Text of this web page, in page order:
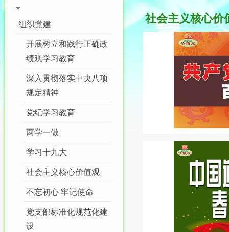
组织党建
开展树立和践行正确政
绩观学习教育
深入贯彻落实中央八项
规定精神
党纪学习教育
两学一做
学习十九大
社会主义核心价值观
不忘初心 牢记使命
党支部标准化规范化建
设
社会主义核心价